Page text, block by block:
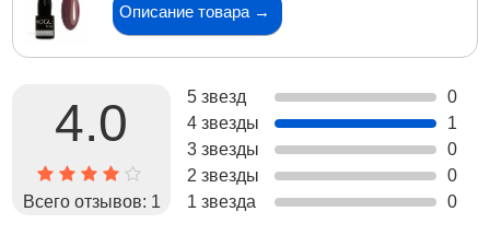
Описание товара →
4.0
Всего отзывов: 1
5 звезд
0
4 звезды
1
3 звезды
0
2 звезды
0
1 звезда
0